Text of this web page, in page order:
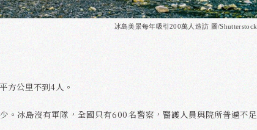
冰島美景每年吸引200萬人造訪 圖/Shutterstock
方公里不到4人。
。冰島沒有軍隊，全國只有600名警察，醫護人員與院所普遍不足